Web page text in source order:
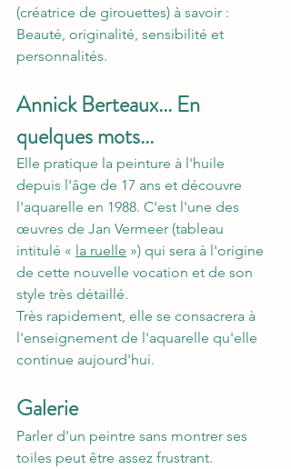
(créatrice de girouettes) à savoir :
Beauté, originalité, sensibilité et
personnalités.
Annick Berteaux... En
quelques mots...
Elle pratique la peinture à l'huile
depuis l'âge de 17 ans et découvre
l'aquarelle en 1988. C'est l'une des
œuvres de Jan Vermeer (tableau
intitulé « la ruelle ») qui sera à l'origine
de cette nouvelle vocation et de son
style très détaillé.
Très rapidement, elle se consacrera à
l'enseignement de l'aquarelle qu'elle
continue aujourd'hui.
Galerie
Parler d'un peintre sans montrer ses
toiles peut être assez frustrant.